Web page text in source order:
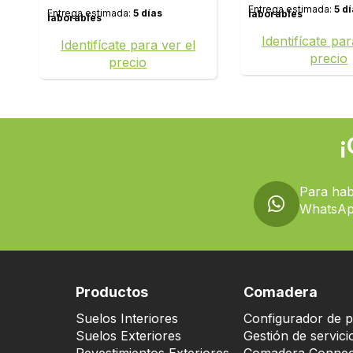
Entrega estimada: 5 días
laborables
Identifícate para ver el
precio
Entrega estimada: 5
laborables
Identifícate
precio
Para
Productos
Suelos Interiores
Suelos Exteriores
Comadera
Configurador de
Gestión de